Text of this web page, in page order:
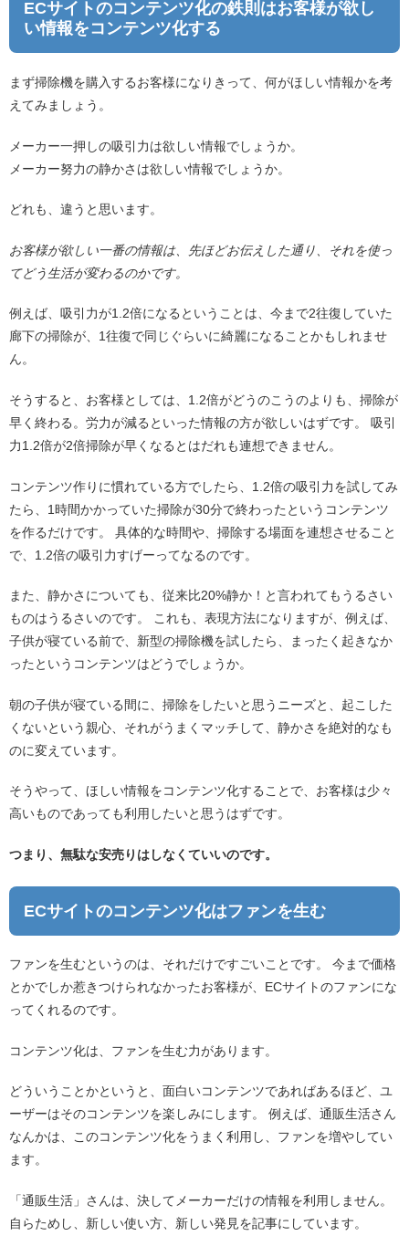
ECサイトのコンテンツ化の鉄則はお客様が欲し
い情報をコンテンツ化する
まず掃除機を購入するお客様になりきって、何がほしい情報かを考
えてみましょう。
メーカー一押しの吸引力は欲しい情報でしょうか。
メーカー努力の静かさは欲しい情報でしょうか。
どれも、違うと思います。
お客様が欲しい一番の情報は、先ほどお伝えした通り、それを使っ
てどう生活が変わるのかです。
例えば、吸引力が1.2倍になるということは、今まで2往復していた
廊下の掃除が、1往復で同じぐらいに綺麗になることかもしれませ
ん。
そうすると、お客様としては、1.2倍がどうのこうのよりも、掃除が
早く終わる。労力が減るといった情報の方が欲しいはずです。 吸引
力1.2倍が2倍掃除が早くなるとはだれも連想できません。
コンテンツ作りに慣れている方でしたら、1.2倍の吸引力を試してみ
たら、1時間かかっていた掃除が30分で終わったというコンテンツ
を作るだけです。 具体的な時間や、掃除する場面を連想させること
で、1.2倍の吸引力すげーってなるのです。
また、静かさについても、従来比20%静か！と言われてもうるさい
ものはうるさいのです。 これも、表現方法になりますが、例えば、
子供が寝ている前で、新型の掃除機を試したら、まったく起きなか
ったというコンテンツはどうでしょうか。
朝の子供が寝ている間に、掃除をしたいと思うニーズと、起こした
くないという親心、それがうまくマッチして、静かさを絶対的なも
のに変えています。
そうやって、ほしい情報をコンテンツ化することで、お客様は少々
高いものであっても利用したいと思うはずです。
つまり、無駄な安売りはしなくていいのです。
ECサイトのコンテンツ化はファンを生む
ファンを生むというのは、それだけですごいことです。 今まで価格
とかでしか惹きつけられなかったお客様が、ECサイトのファンにな
ってくれるのです。
コンテンツ化は、ファンを生む力があります。
どういうことかというと、面白いコンテンツであればあるほど、ユ
ーザーはそのコンテンツを楽しみにします。 例えば、通販生活さん
なんかは、このコンテンツ化をうまく利用し、ファンを増やしてい
ます。
「通販生活」さんは、決してメーカーだけの情報を利用しません。
自らためし、新しい使い方、新しい発見を記事にしています。